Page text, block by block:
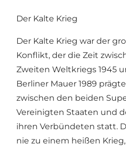
Der Kalte Krieg
Der Kalte Krieg war der
Konflikt, der die Zeit
Zweiten Weltkriegs 1945
Berliner Mauer 1989
zwischen den beiden
Vereinigten Staaten und
ihren Verbündeten statt.
nie zu einem heißen